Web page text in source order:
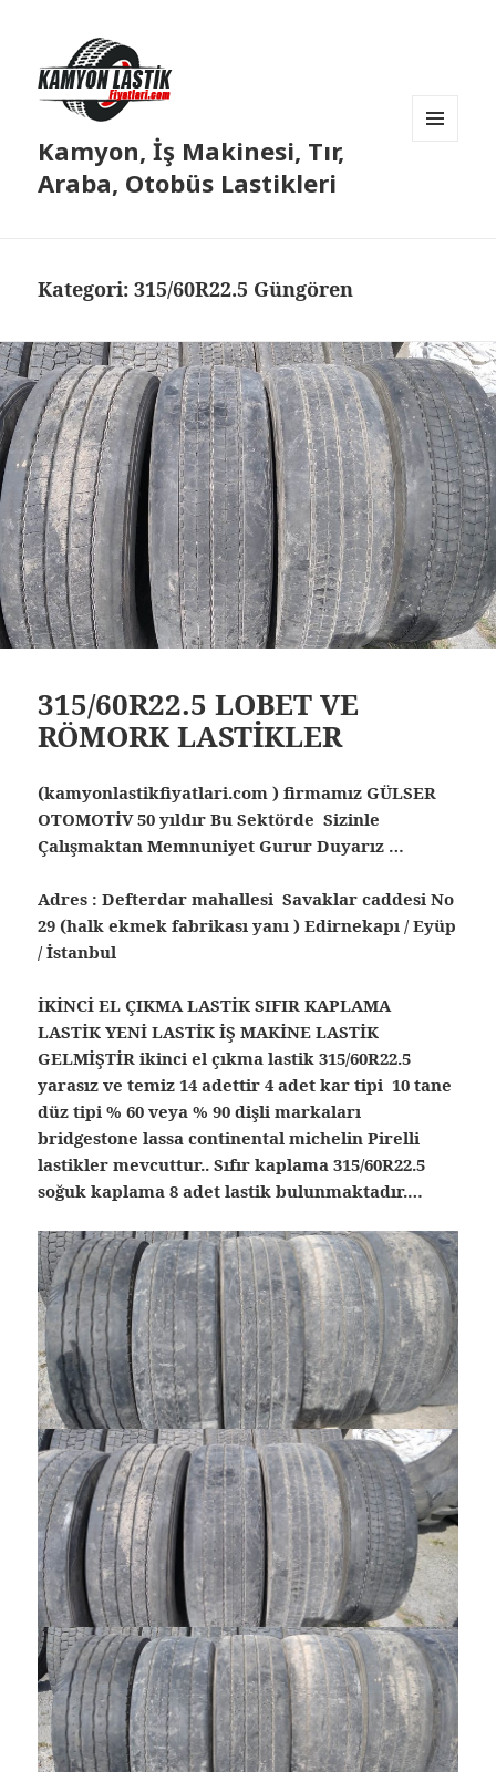
Kamyon, İş Makinesi, Tır,
Araba, Otobüs Lastikleri
Kategori:315/60R22.5 Güngören
315/60R22.5 LOBET VE
RÖMORK LASTİKLER
(kamyonlastikfiyatlari.com ) firmamız GÜLSER
OTOMOTİV 50 yıldır Bu Sektörde Sizinle
Çalışmaktan Memnuniyet Gurur Duyarız …
Adres : Defterdar mahallesi Savaklar caddesi No
29 (halk ekmek fabrikası yanı ) Edirnekapı / Eyüp
/ İstanbul
İKİNCİ EL ÇIKMA LASTİK SIFIR KAPLAMA
LASTİK YENİ LASTİK İŞ MAKİNE LASTİK
GELMİŞTİR ikinci el çıkma lastik 315/60R22.5
yarasız ve temiz 14 adettir 4 adet kar tipi 10 tane
düz tipi % 60 veya % 90 dişli markaları
bridgestone lassa continental michelin Pirelli
lastikler mevcuttur.. Sıfır kaplama 315/60R22.5
soğuk kaplama 8 adet lastik bulunmaktadır.…